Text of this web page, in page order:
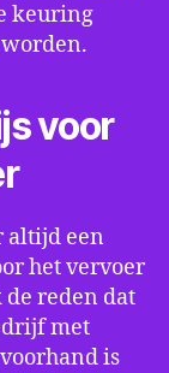
keuring
voor
altijd een
het vervoer
reden dat
met
is